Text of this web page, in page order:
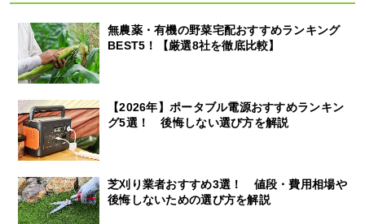
無農薬・有機の野菜宅配おすすめランキング
BEST5！【厳選8社を徹底比較】
【2026年】ポータブル電源おすすめランキン
グ5選！ 後悔しない選び方を解説
芝刈り業者おすすめ3選！ 値段・費用相場や
後悔しないための選び方を解説